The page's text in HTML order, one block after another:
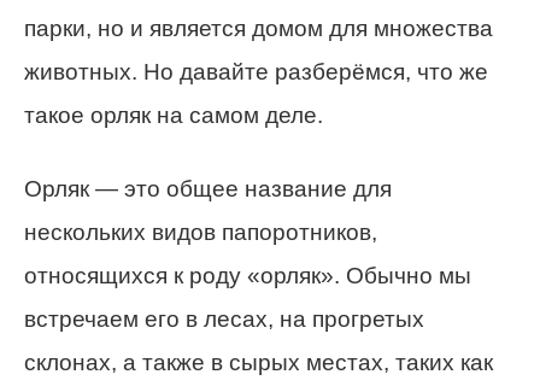
парки, но и является домом для множества
животных. Но давайте разберёмся, что же
такое орляк на самом деле.
Орляк — это общее название для
нескольких видов папоротников,
относящихся к роду «орляк». Обычно мы
встречаем его в лесах, на прогретых
склонах, а также в сырых местах, таких как